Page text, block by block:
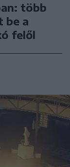
több
be a
felől